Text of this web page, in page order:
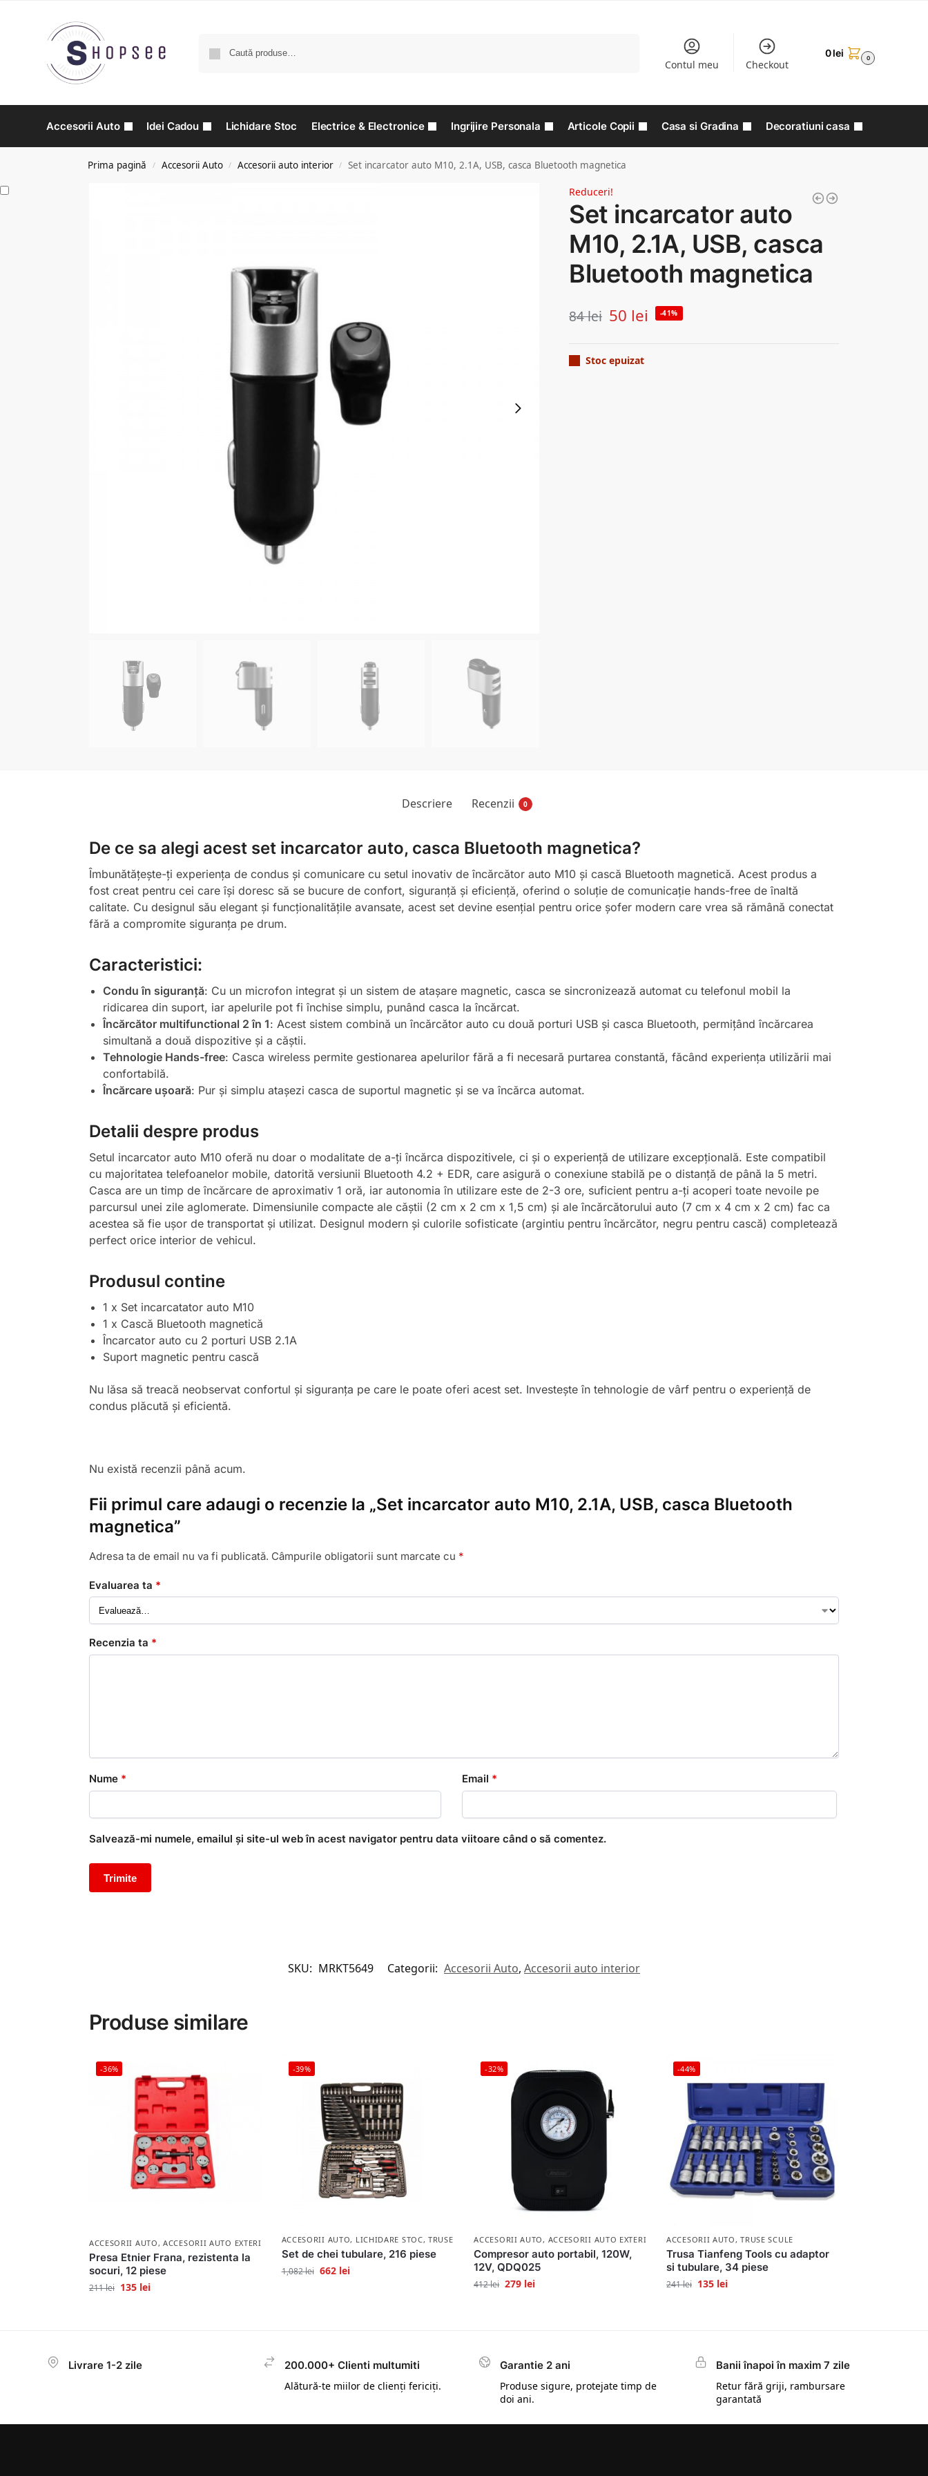
Contul meu Checkout
0lei 0
Accesorii Auto Idei Cadou Lichidare Stoc Electrice & Electronice Ingrijire Personala Articole Copii Casa si Gradina Decoratiuni casa
Prima pagină / Accesorii Auto / Accesorii auto interior / Set incarcator auto M10, 2.1A, USB, casca Bluetooth magnetica
Reduceri!
Set incarcator auto
M10, 2.1A, USB, casca
Bluetooth magnetica
84lei 50 lei -41%
Stoc epuizat
Descriere Recenzii 0
De ce sa alegi acest set incarcator auto, casca Bluetooth magnetica?
Îmbunătățește-ți experiența de condus și comunicare cu setul inovativ de încărcător auto M10 și cască Bluetooth magnetică. Acest produs a
fost creat pentru cei care își doresc să se bucure de confort, siguranță și eficiență, oferind o soluție de comunicație hands-free de înaltă
calitate. Cu designul său elegant și funcționalitățile avansate, acest set devine esențial pentru orice șofer modern care vrea să rămână conectat
fără a compromite siguranța pe drum.
Caracteristici:
Condu în siguranță: Cu un microfon integrat și un sistem de atașare magnetic, casca se sincronizează automat cu telefonul mobil la
ridicarea din suport, iar apelurile pot fi închise simplu, punând casca la încărcat.
Încărcător multifunctional 2 în 1: Acest sistem combină un încărcător auto cu două porturi USB și casca Bluetooth, permițând încărcarea
simultană a două dispozitive și a căștii.
Tehnologie Hands-free: Casca wireless permite gestionarea apelurilor fără a fi necesară purtarea constantă, făcând experiența utilizării mai
confortabilă.
Încărcare ușoară: Pur și simplu atașezi casca de suportul magnetic și se va încărca automat.
Detalii despre produs
Setul incarcator auto M10 oferă nu doar o modalitate de a-ți încărca dispozitivele, ci și o experiență de utilizare excepțională. Este compatibil
cu majoritatea telefoanelor mobile, datorită versiunii Bluetooth 4.2 + EDR, care asigură o conexiune stabilă pe o distanță de până la 5 metri.
Casca are un timp de încărcare de aproximativ 1 oră, iar autonomia în utilizare este de 2-3 ore, suficient pentru a-ți acoperi toate nevoile pe
parcursul unei zile aglomerate. Dimensiunile compacte ale căștii (2 cm x 2 cm x 1,5 cm) și ale încărcătorului auto (7 cm x 4 cm x 2 cm) fac ca
acestea să fie ușor de transportat și utilizat. Designul modern și culorile sofisticate (argintiu pentru încărcător, negru pentru cască) completează
perfect orice interior de vehicul.
Produsul contine
1 x Set incarcatator auto M10
1 x Cască Bluetooth magnetică
Încarcator auto cu 2 porturi USB 2.1A
Suport magnetic pentru cască
Nu lăsa să treacă neobservat confortul și siguranța pe care le poate oferi acest set. Investește în tehnologie de vârf pentru o experiență de
condus plăcută și eficientă.
Nu există recenzii până acum.
Fii primul care adaugi o recenzie la „Set incarcator auto M10, 2.1A, USB, casca Bluetooth
magnetica”
Adresa ta de email nu va fi publicată. Câmpurile obligatorii sunt marcate cu *
Evaluarea ta *
Recenzia ta *
Nume * Email *
Salvează-mi numele, emailul și site-ul web în acest navigator pentru data viitoare când o să comentez.
SKU: MRKT5649 Categorii: Accesorii Auto, Accesorii auto interior
Produse similare
-36%
ACCESORII AUTO ,ACCESORII AUTO EXTERIOR
Presa Etnier Frana, rezistenta la
socuri, 12 piese
211lei 135 lei
-39%
ACCESORII AUTO, LICHIDARE STOC,TRUSE SCULE
Set de chei tubulare, 216 piese
1,082lei 662 lei
-32%
ACCESORII AUTO, ACCESORII AUTO EXTERIOR
Compresor auto portabil, 120W,
12V, QDQ025
412lei 279 lei
-44%
ACCESORII AUTO,TRUSE SCULE
Trusa Tianfeng Tools cu adaptor
si tubulare, 34 piese
241lei 135 lei
Livrare 1-2 zile
200.000+ Clienti multumiti
Alătură-te miilor de clienți fericiți.
Garantie 2 ani
Produse sigure, protejate timp de
doi ani.
Banii înapoi în maxim 7 zile
Retur fără griji, rambursare
garantată